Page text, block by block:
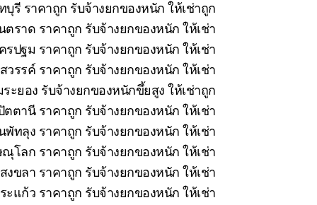
บุรี ราคาถูก รับจ้างยกของหนัก ให้เช่าถูก
ตราด ราคาถูก รับจ้างยกของหนัก ให้เช่า
รปฐม ราคาถูก รับจ้างยกของหนัก ให้เช่า
วรรค์ ราคาถูก รับจ้างยกของหนัก ให้เช่า
ะยอง รับจ้างยกของหนักขึ้ยสูง ให้เช่าถูก
ตตานี ราคาถูก รับจ้างยกของหนัก ให้เช่า
พัทลุง ราคาถูก รับจ้างยกของหนัก ให้เช่า
โลก ราคาถูก รับจ้างยกของหนัก ให้เช่า
งขลา ราคาถูก รับจ้างยกของหนัก ให้เช่า
ะแก้ว ราคาถูก รับจ้างยกของหนัก ให้เช่า